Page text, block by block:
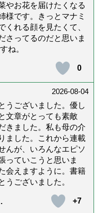
やお花を届けたくなる
様です。きっとマナミ
くれる顔を見たくて、
さってるのだと思いま
ね。
0
2026-08-04
うございました。優し
文章がとっても素敵
きました。私も母の介
ました。これから連載
んが、いろんなエピソ
っていこうと思いま
会えますように。書籍
うございました。
+7